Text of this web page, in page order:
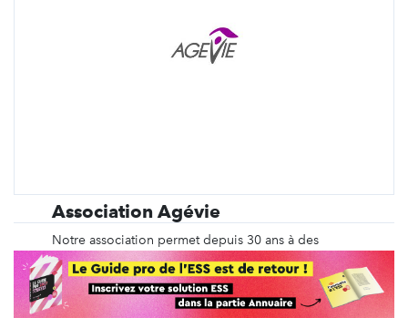
Association Agévie
Notre association permet depuis 30 ans à des
personnes âgées de conserver leur autonomie en
développant et en animant des lieux de vie et
d’accueil adaptés à leurs besoins. Nous sommes
une une structure associée de l'association SOLIHA